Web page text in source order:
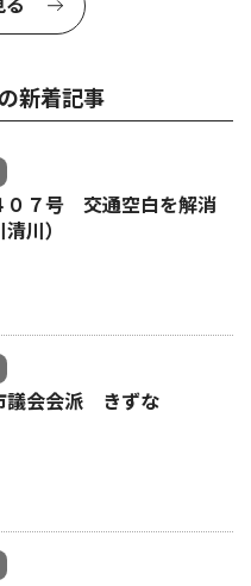
る
新着記事
７号 交通空白を解消
川）
議会会派 きずな